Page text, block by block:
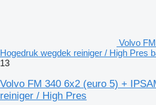
Volvo
Hogedruk wegdek reiniger / High Pres
13
Volvo FM 340 6x2 (euro 5) +
reiniger / High Pres